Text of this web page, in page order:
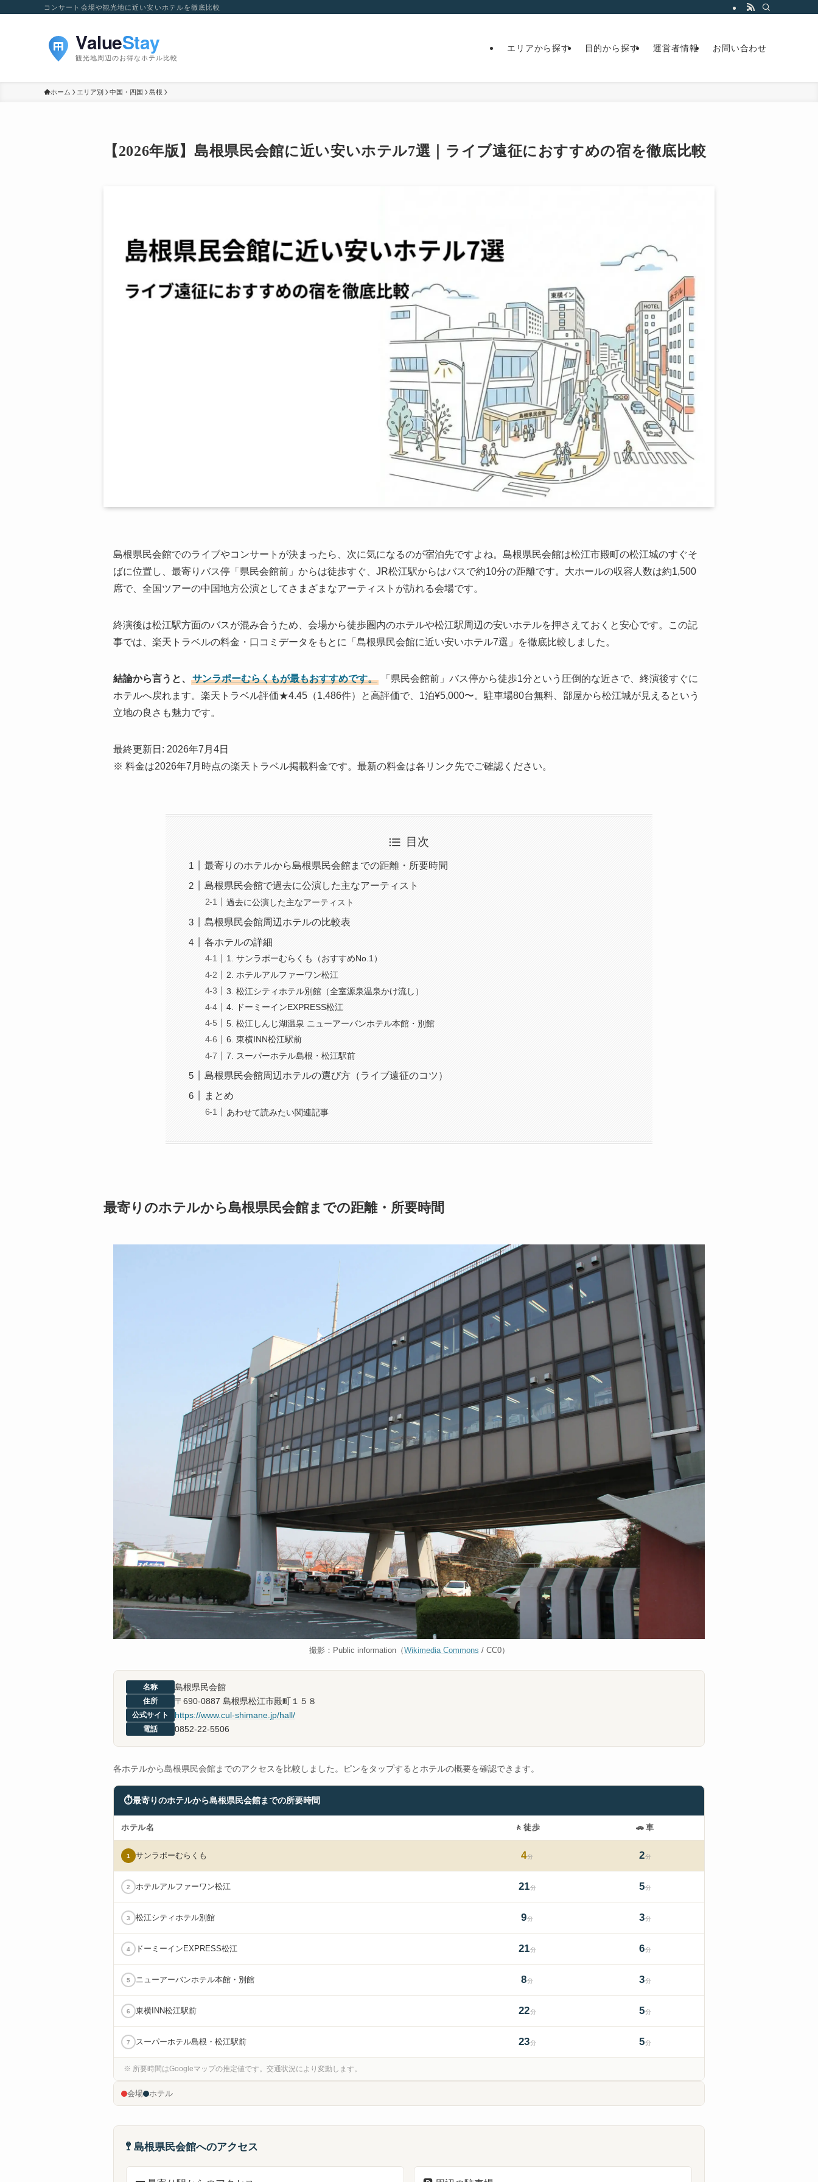
コンサート会場や観光地に近い安いホテルを徹底比較
エリアから探す 目的から探す 運営者情報 お問い合わせ
ホーム エリア別 中国・四国 島根
【2026年版】島根県民会館に近い安いホテル7選｜ライブ遠征におすすめの宿を徹底比較
島根県民会館でのライブやコンサートが決まったら、次に気になるのが宿泊先ですよね。島根県民会館は松江市殿町の松江城のすぐそ
ばに位置し、最寄りバス停「県民会館前」からは徒歩すぐ、JR松江駅からはバスで約10分の距離です。大ホールの収容人数は約1,500
席で、全国ツアーの中国地方公演としてさまざまなアーティストが訪れる会場です。
終演後は松江駅方面のバスが混み合うため、会場から徒歩圏内のホテルや松江駅周辺の安いホテルを押さえておくと安心です。この記
事では、楽天トラベルの料金・口コミデータをもとに「島根県民会館に近い安いホテル7選」を徹底比較しました。
結論から言うと、 サンラポーむらくもが最もおすすめです。
「県民会館前」バス停から徒歩1分という圧倒的な近さで、終演後すぐに
ホテルへ戻れます。楽天トラベル評価★4.45（1,486件）と高評価で、1泊¥5,000〜。駐車場80台無料、部屋から松江城が見えるという
立地の良さも魅力です。
最終更新日: 2026年7月4日
※ 料金は2026年7月時点の楽天トラベル掲載料金です。最新の料金は各リンク先でご確認ください。
目次
最寄りのホテルから島根県民会館までの距離・所要時間
島根県民会館で過去に公演した主なアーティスト
過去に公演した主なアーティスト
島根県民会館周辺ホテルの比較表
各ホテルの詳細
1. サンラポーむらくも（おすすめNo.1）
2. ホテルアルファーワン松江
3. 松江シティホテル別館（全室源泉温泉かけ流し）
4. ドーミーインEXPRESS松江
5. 松江しんじ湖温泉 ニューアーバンホテル本館・別館
6. 東横INN松江駅前
7. スーパーホテル島根・松江駅前
島根県民会館周辺ホテルの選び方（ライブ遠征のコツ）
まとめ
あわせて読みたい関連記事
最寄りのホテルから島根県民会館までの距離・所要時間
撮影：Public information（Wikimedia Commons / CC0）
名称 島根県民会館
住所 〒690-0887 島根県松江市殿町１５８
公式サイト https://www.cul-shimane.jp/hall/
電話 0852-22-5506
各ホテルから島根県民会館までのアクセスを比較しました。ピンをタップするとホテルの概要を確認できます。
⏱最寄りのホテルから島根県民会館までの所要時間
ホテル名 🚶 徒歩 🚗 車
1 サンラポーむらくも 4分 2分
2 ホテルアルファーワン松江 21分 5分
3 松江シティホテル別館 9分 3分
4 ドーミーインEXPRESS松江 21分 6分
5 ニューアーバンホテル本館・別館 8分 3分
6 東横INN松江駅前 22分 5分
7 スーパーホテル島根・松江駅前 23分 5分
※ 所要時間はGoogleマップの推定値です。交通状況により変動します。
12
3
4
5
67
会場 ホテル
🚏 島根県民会館へのアクセス